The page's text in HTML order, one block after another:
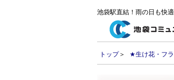
池袋駅直結！雨の日も快
トップ＞ ★生け花・フ